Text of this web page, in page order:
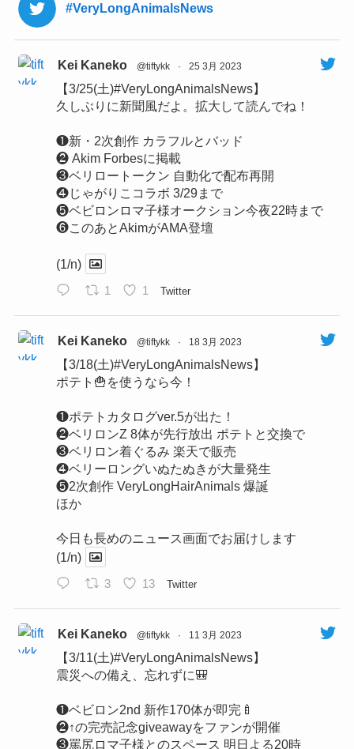
#VeryLongAnimalsNews
Kei Kaneko @tiftykk · 25 3月 2023
【3/25(土)#VeryLongAnimalsNews】
久しぶりに新聞風だよ。拡大して読んでね！
❶新・2次創作 カラフルとバッド
❷ Akim Forbesに掲載
❸ベリロートークン 自動化で配布再開
❹じゃがりこコラボ 3/29まで
❺ベビロンロマ子様オークション今夜22時まで
❻このあとAkimがAMA登壇
(1/n)
1 1 Twitter
Kei Kaneko @tiftykk · 18 3月 2023
【3/18(土)#VeryLongAnimalsNews】
ポテト🍟を使うなら今！
❶ポテトカタログver.5が出た！
❷ベリロンZ 8体が先行放出 ポテトと交換で
❸ベリロン着ぐるみ 楽天で販売
❹ベリーロングいぬたぬきが大量発生
❺2次創作 VeryLongHairAnimals 爆誕
ほか
今日も長めのニュース画面でお届けします
(1/n)
3 13 Twitter
Kei Kaneko @tiftykk · 11 3月 2023
【3/11(土)#VeryLongAnimalsNews】
震災への備え、忘れずに🎒
❶ベビロン2nd 新作170体が即完🍼
❷↑の完売記念giveawayをファンが開催
❸罵尻ロマ子様とのスペース 明日よる20時